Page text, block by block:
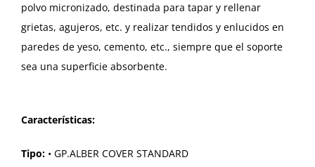
polvo micronizado, destinada para tapar y rellenar
grietas, agujeros, etc. y realizar tendidos y enlucidos en
paredes de yeso, cemento, etc., siempre que el soporte
sea una superficie absorbente.
Características:
Tipo: • GP.ALBER COVER STANDARD